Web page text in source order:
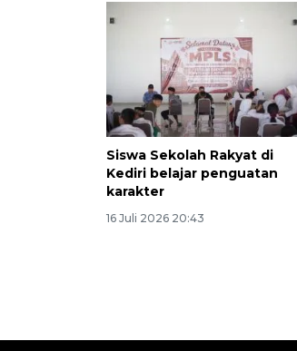
Siswa Sekolah Rakyat di
Kediri belajar penguatan
karakter
16 Juli 2026 20:43